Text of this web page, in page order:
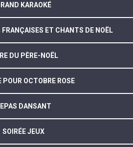
KARAOKÉ
ET CHANTS DE NOËL
DU PÈRE-NOËL
POUR OCTOBRE ROSE
DANSANT
SOIRÉE JEUX